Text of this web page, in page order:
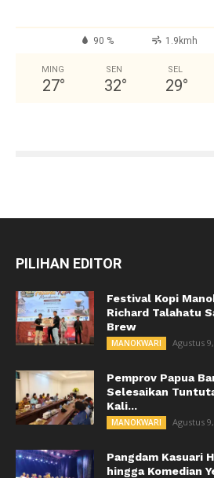
90 % 1.9kmh
MING
27°
SEN
32°
SEL
29°
PILIHAN EDITOR
Festival Kopi
Richard Talahatu
Brew
MANOKWARI Agustus
Pemprov Papua
Selesaikan
Kali...
MANOKWARI Agustus
Pangdam Kasuari
hingga Komedian